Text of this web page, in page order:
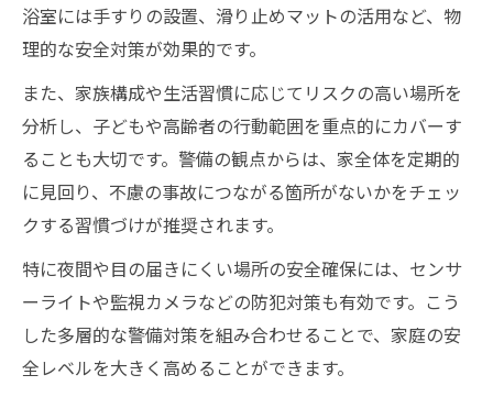
警備経験に学ぶ家庭内危険箇所の発見法
警備経験から学ぶ家庭内危険箇所の見極め
方
家庭内の事故多発エリアを警備視点で特定
警備を活かした危険箇所チェックリスト作
成
家庭の安全維持に役立つ警備的発見方法
警備で気付く子供と高齢者の危険スポット
日常に潜むリスクと警備から見る対策
警備視点で日常のリスクを見直す重要性
浴室には手すりの設置、滑り止めマットの活用など、物
理的な安全対策が効果的です。
また、家族構成や生活習慣に応じてリスクの高い場所を
分析し、子どもや高齢者の行動範囲を重点的にカバーす
ることも大切です。警備の観点からは、家全体を定期的
に見回り、不慮の事故につながる箇所がないかをチェッ
クする習慣づけが推奨されます。
特に夜間や目の届きにくい場所の安全確保には、センサ
ーライトや監視カメラなどの防犯対策も有効です。こう
した多層的な警備対策を組み合わせることで、家庭の安
全レベルを大きく高めることができます。